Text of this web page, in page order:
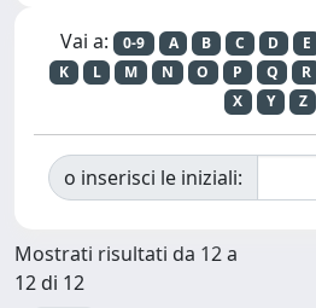
Vai a: 0-9 A B C D E
K
L M N O P Q R
X
Y Z
o inserisci le iniziali:
Mostrati risultati da 12 a
12 di 12